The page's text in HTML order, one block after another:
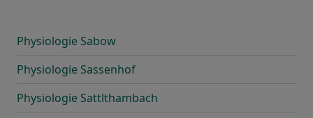
Physiologie Sabow
Physiologie Sassenhof
Physiologie Sattlthambach